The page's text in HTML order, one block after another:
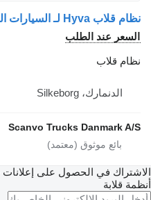
نظام قلاب Hyva لـ السيارات القاطرة Scania
السعر عند الطلب
نظام قلاب
الدنمارك، Silkeborg
Scanvo Trucks Danmark A/S
الاشتراك في الحصول على
أنظمة قلابة